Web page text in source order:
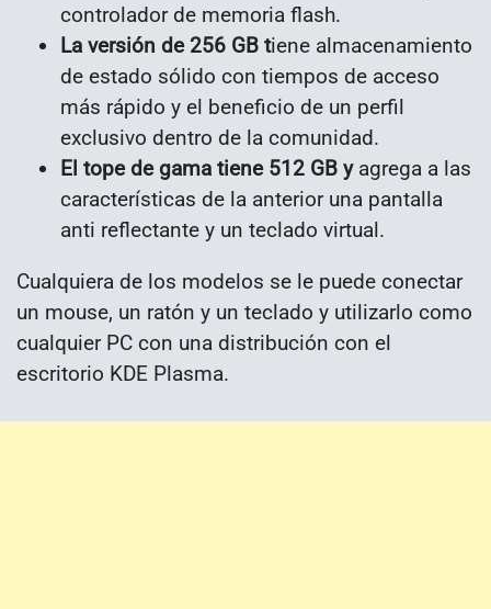
controlador de memoria flash.
La versión de 256 GB tiene almacenamiento
de estado sólido con tiempos de acceso
más rápido y el beneficio de un perfil
exclusivo dentro de la comunidad.
El tope de gama tiene 512 GB yagrega a las
características de la anterior una pantalla
anti reflectante y un teclado virtual.
Cualquiera de los modelos se le puede conectar
un mouse, un ratón y un teclado y utilizarlo como
cualquier PC con una distribución con el
escritorio KDE Plasma.